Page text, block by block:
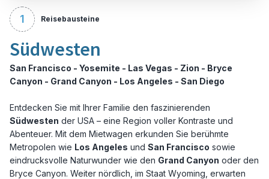
1 Reisebausteine
Südwesten
San Francisco - Yosemite - Las Vegas - Zion - Bryce
Canyon - Grand Canyon - Los Angeles - San Diego
Entdecken Sie mit Ihrer Familie den faszinierenden
Südwesten der USA – eine Region voller Kontraste und
Abenteuer. Mit dem Mietwagen erkunden Sie berühmte
Metropolen wie Los Angeles und San Francisco sowie
eindrucksvolle Naturwunder wie den Grand Canyon oder den
Bryce Canyon. Weiter nördlich, im Staat Wyoming, erwarten